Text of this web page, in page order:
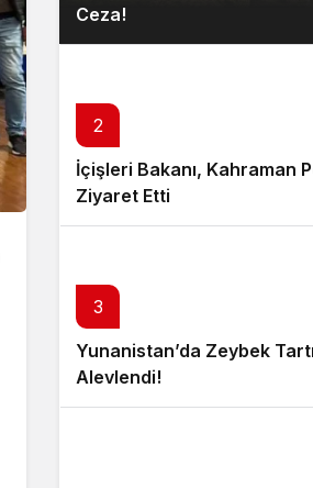
Ceza!
2
İçişleri Bakanı, Kahraman
Ziyaret Etti
3
Yunanistan’da Zeybek
Alevlendi!